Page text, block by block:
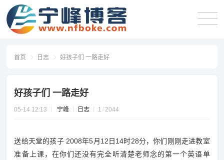
首页 日志 好孩子们 一路走好
好孩子们 一路走好
05-14 12:13 宁峰 日志 1 2044
送给天堂的孩子 2008年5月12日14时28分，你们刚刚走进教室
准备上课，在你们还没有完全听清楚老师念的第一个英语单